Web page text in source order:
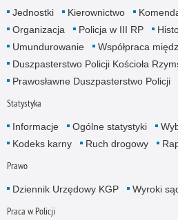
Jednostki Kierownictwo
Organizacja
Policja w III RP
Umundurowanie
Współpraca
Duszpasterstwo Policji Kościoła
Prawosławne Duszpasterstwo Policji
Statystyka
Informacje Ogólne statystyki
Kodeks karny
Ruch drogowy
Prawo
Dziennik Urzędowy KGP Wyroki
Praca w Policji